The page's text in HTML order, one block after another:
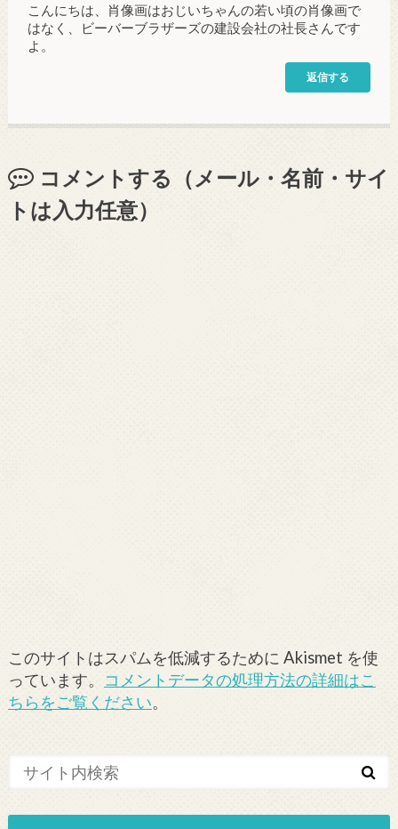
こんにちは、肖像画はおじいちゃんの若い頃の肖像画で
はなく、ビーバーブラザーズの建設会社の社長さんです
よ。
返信する
コメントする（メール・名前・サイ
トは入力任意）
このサイトはスパムを低減するために Akismet を使
っています。 コメントデータの処理方法の詳細はこ
ちらをご覧ください。